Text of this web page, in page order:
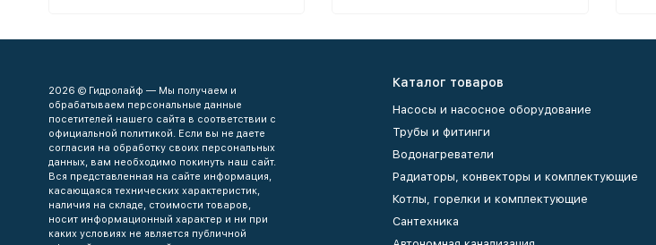
2026 © Гидролайф — Мы получаем и
обрабатываем персональные данные
посетителей нашего сайта в соответствии с
официальной политикой. Если вы не даете
согласия на обработку своих персональных
данных, вам необходимо покинуть наш сайт.
Вся представленная на сайте информация,
касающаяся технических характеристик,
наличия на складе, стоимости товаров,
носит информационный характер и ни при
каких условиях не является публичной
Каталог товаров
Насосы и насосное оборудование
Трубы и фитинги
Водонагреватели
Радиаторы, конвекторы и комплектующие
Котлы, горелки и комплектующие
Сантехника